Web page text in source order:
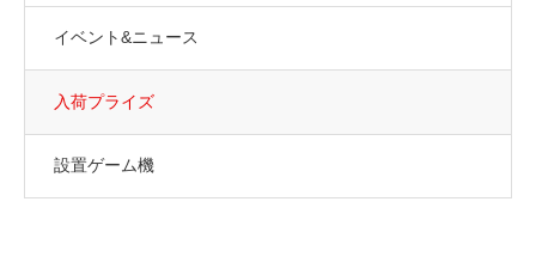
イベント&ニュース
入荷プライズ
設置ゲーム機